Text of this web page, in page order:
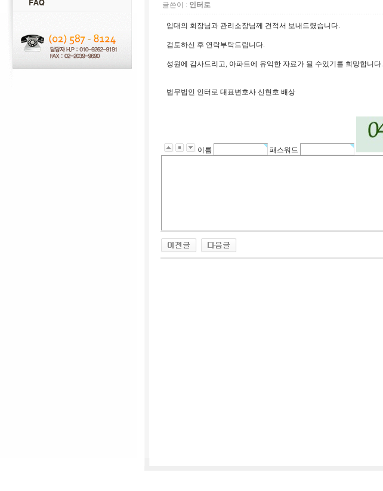
글쓴이 : 인터로
입대의 회장님과 관리소장님께 견적서 보내드렸습니다.
검토하신 후 연락부탁드립니다.
성원에 감사드리고, 아파트에 유익한 자료가 될 수있기를 희망합니다.
법무법인 인터로 대표변호사 신현호 배상
이름 패스워드